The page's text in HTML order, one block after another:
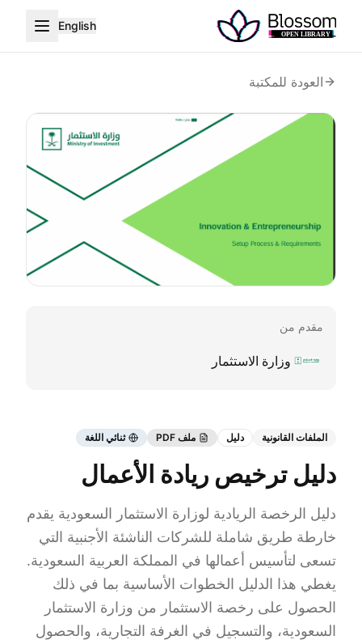
English
العودة للمكتبة
مقدم من
وزارة الاستثمار
الملفات القانونية دليل ملف PDF ثنائي اللغة
دليل ترخيص ريادة الأعمال
دليل الرخصة الريادية لوزارة الاستثمار السعودية يقدم
خارطة طريق شاملة للشركات الناشئة الأجنبية التي
تسعى لتأسيس أعمالها في المملكة العربية السعودية.
يغطي هذا الدليل الخطوات الأساسية بما في ذلك
الحصول على رخصة الاستثمار من وزارة الاستثمار
السعودية، والتسجيل في الغرفة التجارية، والحصول